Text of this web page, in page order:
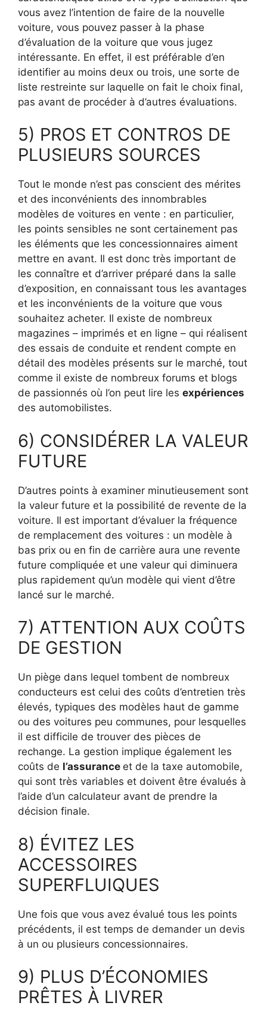
vous avez l’intention de faire de la nouvelle
voiture, vous pouvez passer à la phase
d’évaluation de la voiture que vous jugez
intéressante. En effet, il est préférable d’en
identifier au moins deux ou trois, une sorte de
liste restreinte sur laquelle on fait le choix final,
pas avant de procéder à d’autres évaluations.
5) PROS ET CONTROS DE
PLUSIEURS SOURCES
Tout le monde n’est pas conscient des mérites
et des inconvénients des innombrables
modèles de voitures en vente : en particulier,
les points sensibles ne sont certainement pas
les éléments que les concessionnaires aiment
mettre en avant. Il est donc très important de
les connaître et d’arriver préparé dans la salle
d’exposition, en connaissant tous les avantages
et les inconvénients de la voiture que vous
souhaitez acheter. Il existe de nombreux
magazines – imprimés et en ligne – qui réalisent
des essais de conduite et rendent compte en
détail des modèles présents sur le marché, tout
comme il existe de nombreux forums et blogs
de passionnés où l’on peut lire les expériences
des automobilistes.
6) CONSIDÉRER LA VALEUR
FUTURE
D’autres points à examiner minutieusement sont
la valeur future et la possibilité de revente de la
voiture. Il est important d’évaluer la fréquence
de remplacement des voitures : un modèle à
bas prix ou en fin de carrière aura une revente
future compliquée et une valeur qui diminuera
plus rapidement qu’un modèle qui vient d’être
lancé sur le marché.
7) ATTENTION AUX COÛTS
DE GESTION
Un piège dans lequel tombent de nombreux
conducteurs est celui des coûts d’entretien très
élevés, typiques des modèles haut de gamme
ou des voitures peu communes, pour lesquelles
il est difficile de trouver des pièces de
rechange. La gestion implique également les
coûts de l’assurance et de la taxe automobile,
qui sont très variables et doivent être évalués à
l’aide d’un calculateur avant de prendre la
décision finale.
8) ÉVITEZ LES
ACCESSOIRES
SUPERFLUIQUES
Une fois que vous avez évalué tous les points
précédents, il est temps de demander un devis
à un ou plusieurs concessionnaires.
9) PLUS D’ÉCONOMIES
PRÊTES À LIVRER